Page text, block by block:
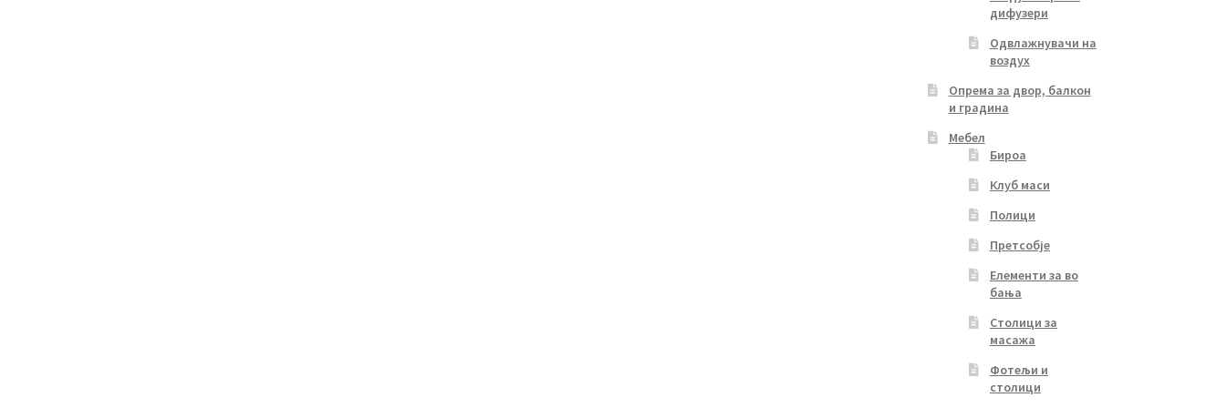
дифузери
Одвлажнувачи на
воздух
Опрема за двор, балкон
и градина
Мебел
Бироа
Клуб маси
Полици
Претсобје
Елементи за во
бања
Столици за
масажа
Фотељи и
столици